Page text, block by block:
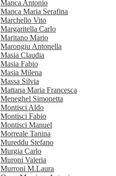
Manca Antonio
Manca Maria Serafina
Marchello Vito
Margaritella Carlo
Maritano Mario
Marongiu Antonella
Masia Claudia
Masia Fabio
Masia Milena
Massa Silvia
Mattana Maria Francesca
Meneghel Simonetta
Montisci Aldo
Montisci Fabio
Montisci Manuel
Morreale Tanina
Mureddu Stefano
Murgia Carlo
Muroni Valeria
Murroni M.Laura